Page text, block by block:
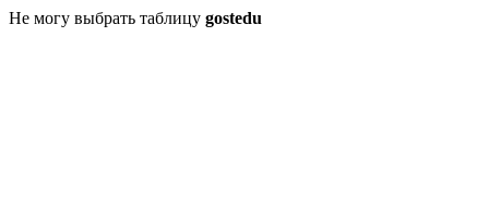
Не могу выбрать таблицу gostedu